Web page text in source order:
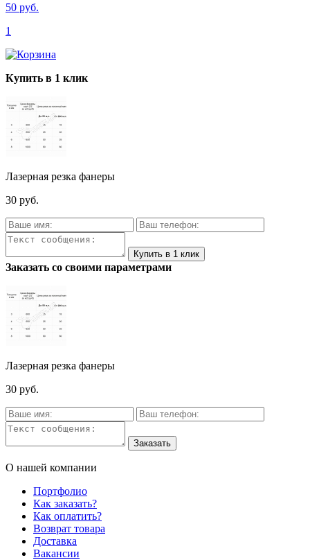
50 руб.
1
Купить в 1 клик
Лазерная резка фанеры
30 руб.
Заказать со своими параметрами
Лазерная резка фанеры
30 руб.
О нашей компании
Портфолио
Как заказать?
Как оплатить?
Возврат товара
Доставка
Вакансии